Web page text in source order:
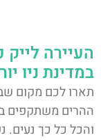
במדינת ניו
תארו לכם מקום
ההרים משתקפים
והכל כל כך נעים.